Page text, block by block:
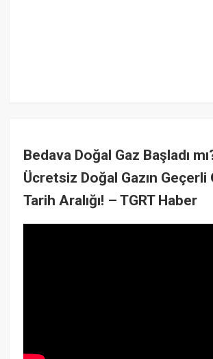
Bedava Doğal Gaz Başladı
Ücretsiz Doğal Gazın Geçerli
Tarih Aralığı! – TGRT Haber